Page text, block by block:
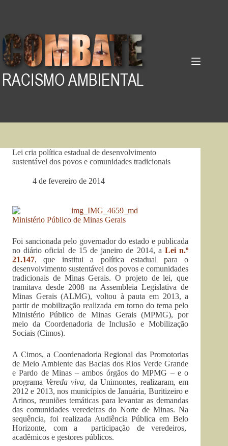
Lei cria política estadual de desenvolvimento
sustentável dos povos e comunidades tradicionais
4 de fevereiro de 2014
Ministério Público de Minas Gerais
Foi sancionada pelo governador do estado e publicada
no diário oficial de 15 de janeiro de 2014, aLei n.º
21.147, que institui a política estadual para o
desenvolvimento sustentável dos povos e comunidades
tradicionais de Minas Gerais. O projeto de lei, que
tramitava desde 2008 na Assembleia Legislativa de
Minas Gerais (ALMG), voltou à pauta em 2013, a
partir de mobilização realizada em torno do tema pelo
Ministério Público de Minas Gerais (MPMG), por
meio da Coordenadoria de Inclusão e Mobilização
Sociais (Cimos).
A Cimos, a Coordenadoria Regional das Promotorias
de Meio Ambiente das Bacias dos Rios Verde Grande
e Pardo de Minas – ambos órgãos do MPMG – e o
programa Vereda viva, da Unimontes, realizaram, em
2012 e 2013, nos municípios de Januária, Buritizeiro e
Arinos, reuniões temáticas para levantar as demandas
das comunidades veredeiras do Norte de Minas. Na
sequência, foi realizada Audiência Pública em Belo
Horizonte, com a participação de veredeiros,
acadêmicos e gestores públicos.